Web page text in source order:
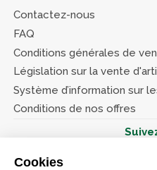
Cookies
Contactez-nous
FAQ
Conditions générales de
Législation sur la vente
Système d’information sur
Conditions de nos offres